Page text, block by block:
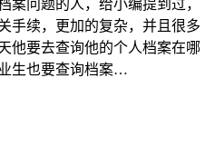
案问题的人，给小编提到过，
手续，更加的复杂，并且很多
他要去查询他的个人档案在哪
生也要查询档案…